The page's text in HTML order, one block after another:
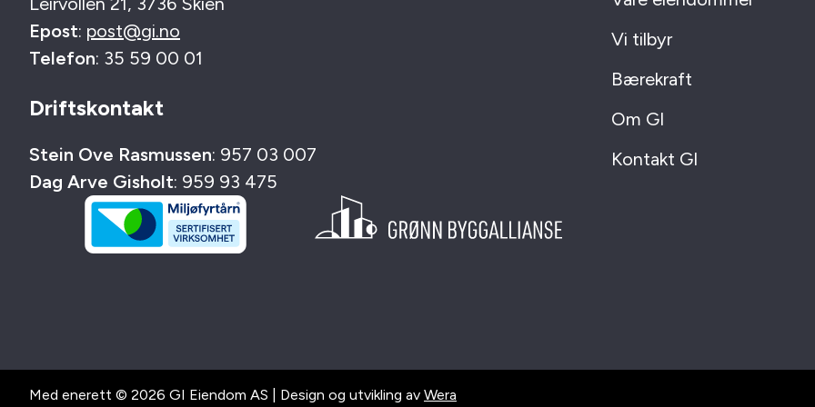
Epost: post@gi.no
Telefon: 35 59 00 01
Driftskontakt
Stein Ove Rasmussen: 957 03 007
Dag Arve Gisholt: 959 93 475
Vi tilbyr
Bærekraft
Om GI
Kontakt GI
Med enerett © 2026 GI Eiendom AS | Design og utvikling av Wera